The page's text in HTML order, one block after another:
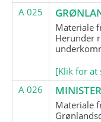
A 025
Materiale
Herunder
[Klik for at
A 026
Materiale